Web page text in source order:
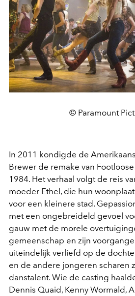
© Paramount
In 2011 kondigde de
Brewer de remake van
1984. Het verhaal volgt de reis
moeder Ethel, die hun
voor een kleinere stad.
met een ongebreideld gevoel
gauw met de morele
gemeenschap en zijn
uiteindelijk verliefd op de
en de andere jongeren scharen
danstalent. Wie de casting
Dennis Quaid, Kenny Wormald,